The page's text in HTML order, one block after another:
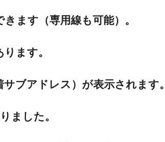
ます（専用線も可能）。
ます。
ブアドレス）が表示されます。
ました。